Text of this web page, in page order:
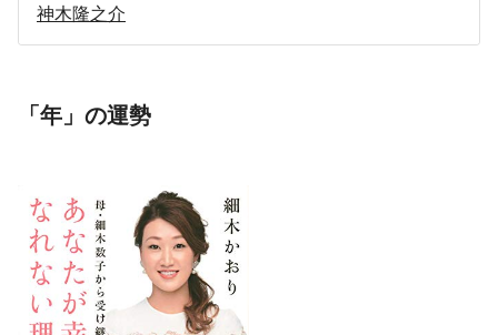
神木隆之介
「年」の運勢